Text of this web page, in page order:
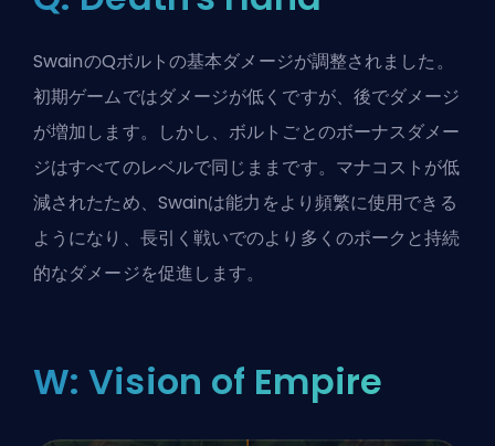
SwainのQボルトの基本ダメージが調整されました。
初期ゲームではダメージが低くですが、後でダメージ
が増加します。しかし、ボルトごとのボーナスダメー
ジはすべてのレベルで同じままです。 マナコストが低
減されたため、Swainは能力をより頻繁に使用できる
ようになり、長引く戦いでのより多くのポークと持続
的なダメージを促進します。
W: Vision of Empire